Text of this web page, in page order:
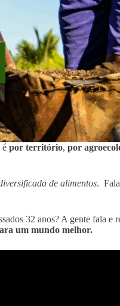
é por território, por
de alimentos.
32 anos? A gente fala e
um mundo melhor.